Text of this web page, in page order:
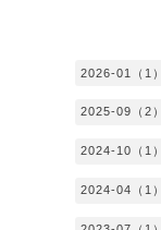
2026-01（1）
2025-09（2）
2024-10（1）
2024-04（1）